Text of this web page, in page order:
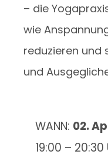
– die
wie
reduzieren und
und
WANN: 02.
19:00 – 20:30